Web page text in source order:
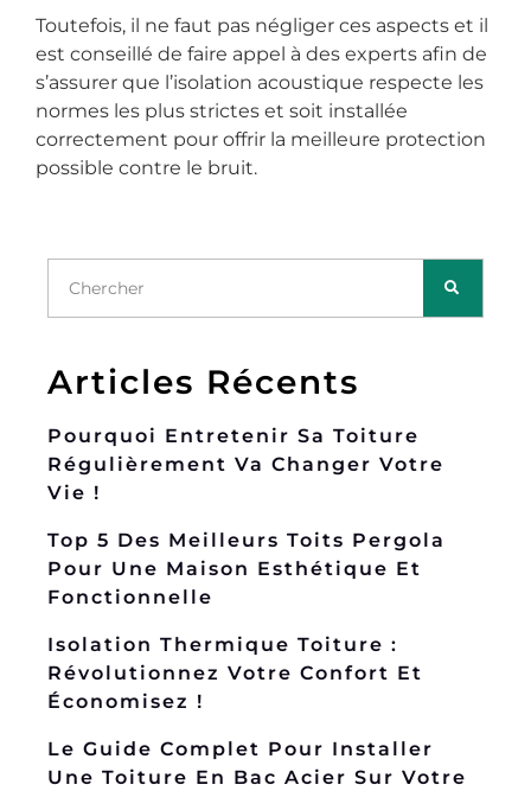
Articles Récents
Pourquoi Entretenir Sa Toiture
Régulièrement Va Changer Votre
Vie !
Top 5 Des Meilleurs Toits Pergola
Pour Une Maison Esthétique Et
Fonctionnelle
Isolation Thermique Toiture :
Révolutionnez Votre Confort Et
Économisez !
Le Guide Complet Pour Installer
Une Toiture En Bac Acier Sur Votre
Toutefois, il ne faut pas négliger ces aspects et il
est conseillé de faire appel à des experts afin de
s’assurer que l’isolation acoustique respecte les
normes les plus strictes et soit installée
correctement pour offrir la meilleure protection
possible contre le bruit.